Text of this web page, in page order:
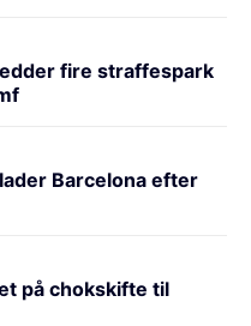
fire straffespark
Barcelona efter
på chokskifte til